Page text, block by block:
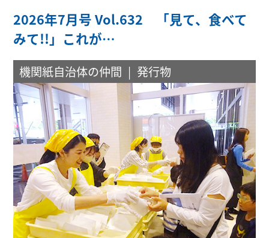
2026年7月号 Vol.632 「見て、食べて
みて!!」これが…
機関紙自治体の仲間 発行物